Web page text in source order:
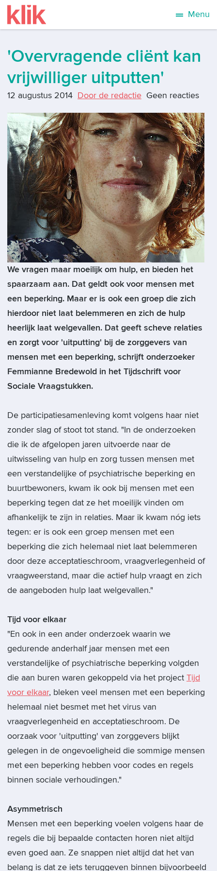
Menu
'Overvragende cliënt kan
vrijwilliger uitputten'
12 augustus 2014 Door de redactie Geen reacties
We vragen maar moeilijk om hulp, en bieden het
spaarzaam aan. Dat geldt ook voor mensen met
een beperking. Maar er is ook een groep die zich
hierdoor niet laat belemmeren en zich de hulp
heerlijk laat welgevallen. Dat geeft scheve relaties
en zorgt voor 'uitputting' bij de zorggevers van
mensen met een beperking, schrijft onderzoeker
Femmianne Bredewold in het Tijdschrift voor
Sociale Vraagstukken.
De participatiesamenleving komt volgens haar niet
zonder slag of stoot tot stand. "In de onderzoeken
die ik de afgelopen jaren uitvoerde naar de
uitwisseling van hulp en zorg tussen mensen met
een verstandelijke of psychiatrische beperking en
buurtbewoners, kwam ik ook bij mensen met een
beperking tegen dat ze het moeilijk vinden om
afhankelijk te zijn in relaties. Maar ik kwam nóg iets
tegen: er is ook een groep mensen met een
beperking die zich helemaal niet laat belemmeren
door deze acceptatieschroom, vraagverlegenheid of
vraagweerstand, maar die actief hulp vraagt en zich
de aangeboden hulp laat welgevallen."
Tijd voor elkaar
"En ook in een ander onderzoek waarin we
gedurende anderhalf jaar mensen met een
verstandelijke of psychiatrische beperking volgden
die aan buren waren gekoppeld via het project Tijd
voor elkaar, bleken veel mensen met een beperking
helemaal niet besmet met het virus van
vraagverlegenheid en acceptatieschroom. De
oorzaak voor 'uitputting' van zorggevers blijkt
gelegen in de ongevoeligheid die sommige mensen
met een beperking hebben voor codes en regels
binnen sociale verhoudingen."
Asymmetrisch
Mensen met een beperking voelen volgens haar de
regels die bij bepaalde contacten horen niet altijd
even goed aan. Ze snappen niet altijd dat het van
belang is dat ze iets teruggeven binnen bijvoorbeeld